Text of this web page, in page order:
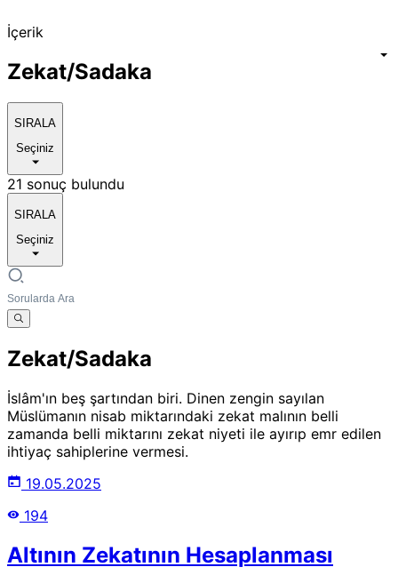
İçerik
Zekat/Sadaka
SIRALA
Seçiniz
21 sonuç bulundu
SIRALA
Seçiniz
Zekat/Sadaka
İslâm'ın beş şartından biri. Dinen zengin sayılan
Müslümanın nisab miktarındaki zekat malının belli
zamanda belli miktarını zekat niyeti ile ayırıp emr edilen
ihtiyaç sahiplerine vermesi.
19.05.2025
194
Altının Zekatının Hesaplanması